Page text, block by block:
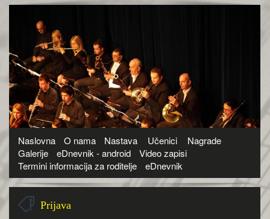
Naslovna O nama Nastava Učenici
Nagrade
Galerije
eDnevnik - android
Video zapisi
Termini informacija za roditelje
eDnevnik
Prijava